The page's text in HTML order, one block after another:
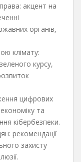
акцент на
органів,
клімату:
курсу,
цифрових
та
кібербезпеки.
рекомендації
захисту